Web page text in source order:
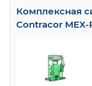
Комплексная
Contracor MEX-